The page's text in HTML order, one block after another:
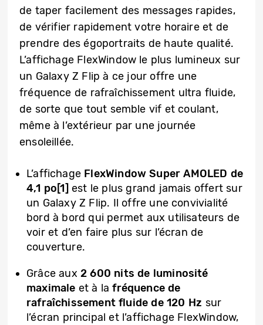
de taper facilement des messages rapides,
de vérifier rapidement votre horaire et de
prendre des égoportraits de haute qualité.
L’affichage FlexWindow le plus lumineux sur
un Galaxy Z Flip à ce jour offre une
fréquence de rafraîchissement ultra fluide,
de sorte que tout semble vif et coulant,
même à l’extérieur par une journée
ensoleillée.
L’affichage FlexWindow Super AMOLED de
4,1 po[1] est le plus grand jamais offert sur
un Galaxy Z Flip. Il offre une convivialité
bord à bord qui permet aux utilisateurs de
voir et d’en faire plus sur l’écran de
couverture.
Grâce aux 2 600 nits de luminosité
maximale et à lafréquence de
rafraîchissement fluide de 120 Hz sur
l’écran principal et l’affichage FlexWindow,